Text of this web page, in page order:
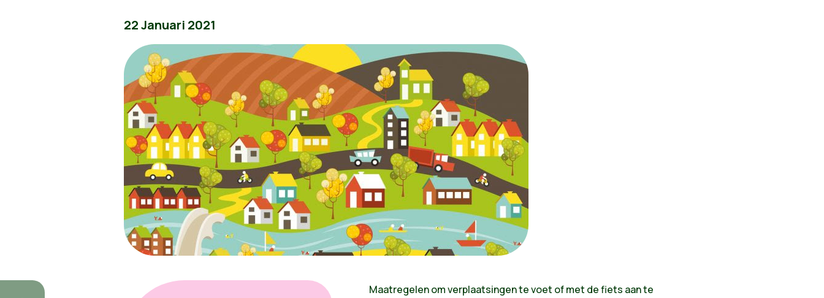
22 Januari 2021
Maatregelen om verplaatsingen te voet of met de fiets aan te